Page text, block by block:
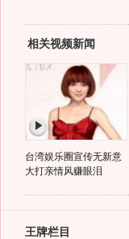
相关视频新闻
台湾娱乐圈宣传无新意
大打亲情风赚眼泪
王牌栏目